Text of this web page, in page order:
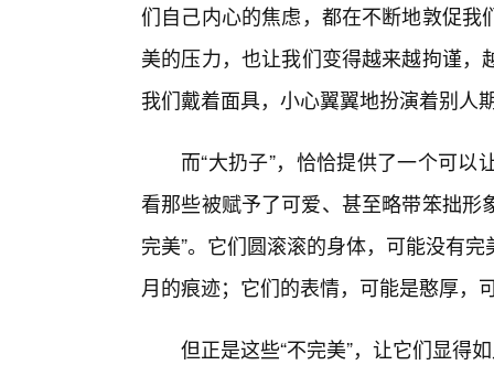
们自己内心的焦虑，都在不断地敦促
美的压力，也让我们变得越来越拘谨
我们戴着面具，小心翼翼地扮演着别人
而“大扔子”，恰恰提供了一个可
看那些被赋予了可爱、甚至略带笨拙形
完美”。它们圆滚滚的身体，可能没有
月的痕迹；它们的表情，可能是憨厚，
但正是这些“不完美”，让它们显得